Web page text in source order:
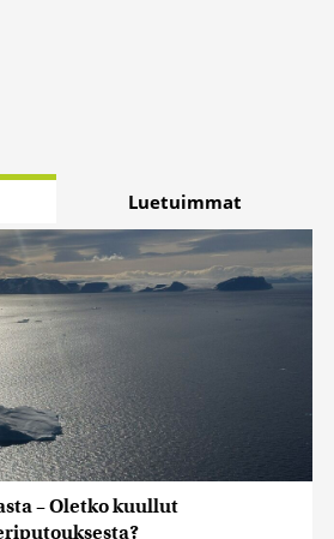
Luetuimmat
– Oletko kuullut